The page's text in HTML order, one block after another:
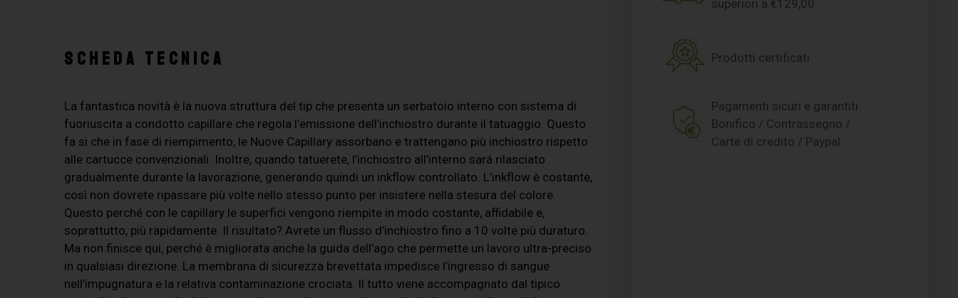
SCHEDA TECNICA
La fantastica novità è la nuova struttura del tip che presenta un serbatoio interno con sistema di
fuoriuscita a condotto capillare che regola l’emissione dell’inchiostro durante il tatuaggio. Questo
fa si che in fase di riempimento, le Nuove Capillary assorbano e trattengano più inchiostro rispetto
alle cartucce convenzionali. Inoltre, quando tatuerete, l’inchiostro all’interno sará rilasciato
gradualmente durante la lavorazione, generando quindi un inkflow controllato. L’inkflow è costante,
così non dovrete ripassare più volte nello stesso punto per insistere nella stesura del colore.
Questo perché con le capillary le superfici vengono riempite in modo costante, affidabile e,
soprattutto, più rapidamente. Il risultato? Avrete un flusso d’inchiostro fino a 10 volte più duraturo.
Ma non finisce qui, perché è migliorata anche la guida dell’ago che permette un lavoro ultra-preciso
in qualsiasi direzione. La membrana di sicurezza brevettata impedisce l’ingresso di sangue
nell’impugnatura e la relativa contaminazione crociata. Il tutto viene accompagnato dal tipico
superiori a €129,00
Prodotti certificati
Pagamenti sicuri e garantiti
Bonifico / Contrassegno /
Carte di credito / Paypal